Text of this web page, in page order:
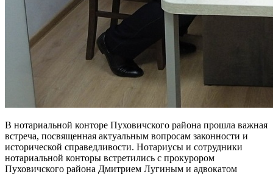
В нотариальной конторе Пуховичского района прошла важная
встреча, посвященная актуальным вопросам законности и
исторической справедливости. Нотариусы и сотрудники
нотариальной конторы встретились с прокурором
Пуховичского района Дмитрием Лугиным и адвокатом